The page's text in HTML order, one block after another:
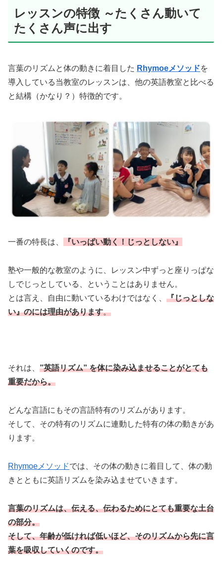
レッスンの特徴 ～たくさん動いて
たくさん声に出す
言葉のリズムと体の動きに着目した Rhymoeメソッドを
導入している当教室のレッスンは、他の英語教室と比べる
と結構（かなり？）特徴的です。
一番の特長は、 『いっぱい動く！じっとしない』
塾や一般的な教室のように、レッスン中ずっと座りっぱな
しでじっとしている、ということはありません。
とは言え、自由に動いているわけではなく、 『じっとしな
い』のには理由があります。
それは、 ”英語リズム” を体に染み込ませることがとても
重要だから。
どんな言語にもその言語特有のリズムがあります。
そして、その特有のリズムに連動した特有の体の動きがあ
ります。
Rhymoeメソッドでは、その体の動きに着目して、体の動
きとともに英語リズムを染み込ませていきます。
言葉のリズムは、伝える、伝わるためにとても重要な土台
の部分。
そして、年齢が低ければ低いほど、そのリズムから先に言
葉を吸収していくのです。